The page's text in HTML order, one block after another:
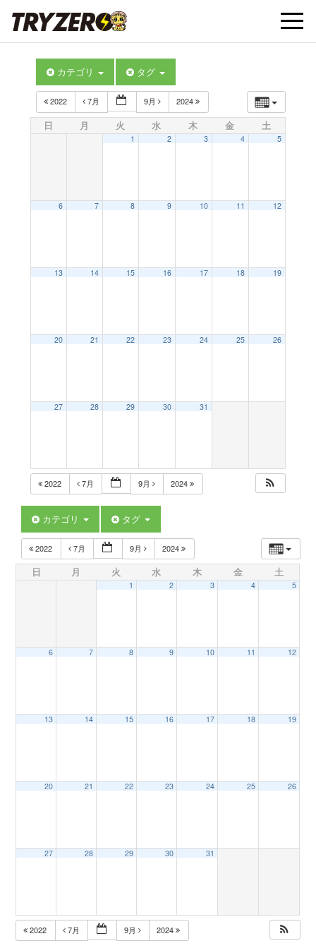
t
t
i
カテゴリ タグ
2022 7月 9月 2024
日 月 火 水 木 金 土
1 2 3 4 5
6 7 8 9 10 11 12
13 14 15 16 17 18 19
20 21 22 23 24 25 26
27 28 29 30 31
2022 7月 9月 2024
カテゴリ タグ
2022 7月 9月 2024
日 月 火 水 木 金 土
1 2 3 4 5
6 7 8 9 10 11 12
13 14 15 16 17 18 19
20 21 22 23 24 25 26
27 28 29 30 31
2022 7月 9月 2024